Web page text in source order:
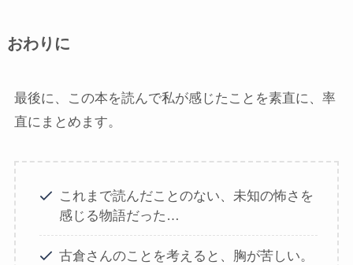
おわりに
最後に、この本を読んで私が感じたことを素直に、率
直にまとめます。
これまで読んだことのない、未知の怖さを
感じる物語だった…
古倉さんのことを考えると、胸が苦しい。